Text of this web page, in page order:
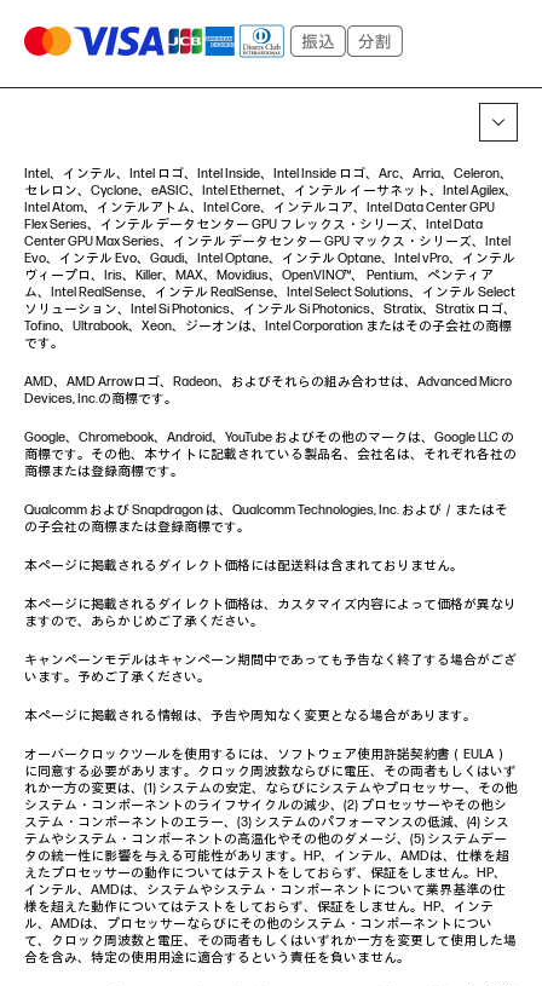
Intel、インテル、Intel ロゴ、Intel Inside、Intel Inside ロゴ、Arc、Arria、Celeron、
セレロン、Cyclone、eASIC、Intel Ethernet、インテル イーサネット、Intel Agilex、
Intel Atom、インテルアトム、Intel Core、インテルコア、Intel Data Center GPU
Flex Series、インテル データセンター GPU フレックス・シリーズ、Intel Data
Center GPU Max Series、インテル データセンター GPU マックス・シリーズ、Intel
Evo、インテル Evo、Gaudi、Intel Optane、インテル Optane、Intel vPro、インテル
ヴィープロ、Iris、Killer、MAX、Movidius、OpenVINO™、 Pentium、ペンティア
ム、Intel RealSense、インテル RealSense、Intel Select Solutions、インテル Select
ソリューション、Intel Si Photonics、インテル Si Photonics、Stratix、Stratix ロゴ、
Tofino、Ultrabook、Xeon、ジーオンは、Intel Corporation またはその子会社の商標
です。
AMD、AMD Arrowロゴ、Radeon、およびそれらの組み合わせは、Advanced Micro
Devices, Inc.の商標です。
Google、Chromebook、Android、YouTube およびその他のマークは、Google LLC の
商標です。その他、本サイトに記載されている製品名、会社名は、それぞれ各社の
商標または登録商標です。
Qualcomm および Snapdragon は、Qualcomm Technologies, Inc. および／またはそ
の子会社の商標または登録商標です。
本ページに掲載されるダイレクト価格には配送料は含まれておりません。
本ページに掲載されるダイレクト価格は、カスタマイズ内容によって価格が異なり
ますので、あらかじめご了承ください。
キャンペーンモデルはキャンペーン期間中であっても予告なく終了する場合がござ
います。予めご了承ください。
本ページに掲載される情報は、予告や周知なく変更となる場合があります。
オーバークロックツールを使用するには、ソフトウェア使用許諾契約書（EULA）
に同意する必要があります。クロック周波数ならびに電圧、その両者もしくはいず
れか一方の変更は、(1) システムの安定、ならびにシステムやプロセッサー、その他
システム・コンポーネントのライフサイクルの減少、(2) プロセッサーやその他シ
ステム・コンポーネントのエラー、(3) システムのパフォーマンスの低減、(4) シス
テムやシステム・コンポーネントの高温化やその他のダメージ、(5) システムデー
タの統一性に影響を与える可能性があります。HP、インテル、AMDは、仕様を超
えたプロセッサーの動作についてはテストをしておらず、保証をしません。HP、
インテル、AMDは、システムやシステム・コンポーネントについて業界基準の仕
様を超えた動作についてはテストをしておらず、保証をしません。HP、インテ
ル、AMDは、プロセッサーならびにその他のシステム・コンポーネントについ
て、クロック周波数と電圧、その両者もしくはいずれか一方を変更して使用した場
合を含み、特定の使用用途に適合するという責任を負いません。